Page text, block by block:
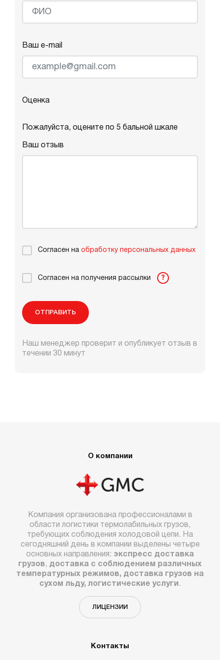
Ваш e-mail
Оценка
Пожалуйста, оцените по 5 бальной шкале
Ваш отзыв
Согласен на обработку персональных данных
Согласен на получения рассылки ?
ОТПРАВИТЬ
Наш менеджер проверит и опубликует отзыв в
течении 30 минут
О компании
Компания организована профессионалами в
области логистики термолабильных грузов,
требующих соблюдения холодовой цепи. На
сегодняшний день в компании выделены четыре
основных направления: экспресс доставка
грузов, доставка с соблюдением различных
температурных режимов, доставка грузов на
сухом льду, логистические услуги .
ЛИЦЕНЗИИ
Контакты